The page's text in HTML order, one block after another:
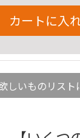
カートに入
しいものリスト